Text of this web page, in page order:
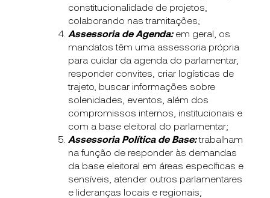
constitucionalidade de projetos,
colaborando nas tramitações;
Assessoria de Agenda:em geral, os
mandatos têm uma assessoria própria
para cuidar da agenda do parlamentar,
responder convites, criar logísticas de
trajeto, buscar informações sobre
solenidades, eventos, além dos
compromissos internos, institucionais e
com a base eleitoral do parlamentar;
Assessoria Política de Base: trabalham
na função de responder às demandas
da base eleitoral em áreas específicas e
sensíveis, atender outros parlamentares
e lideranças locais e regionais;